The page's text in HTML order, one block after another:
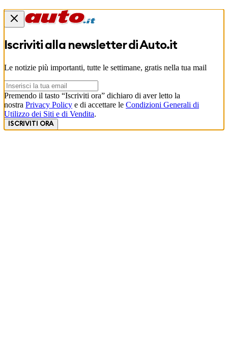
Iscriviti alla newsletter diAuto.it
Le notizie più importanti, tutte le settimane, gratis nella tua mail
Premendo il tasto “Iscriviti ora” dichiaro di aver letto la
nostra Privacy Policy e di accettare le Condizioni Generali di
Utilizzo dei Siti e di Vendita.
ISCRIVITI ORA